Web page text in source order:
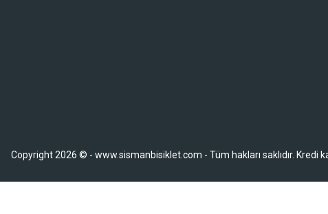
Hızlı kargo ve teslimattan ötürü memnun kaldım. İhtiyacımı karşılayan bir bir
Copyright 2026 © - www.sismanbisiklet.com - Tüm hakları saklıdır. Kredi